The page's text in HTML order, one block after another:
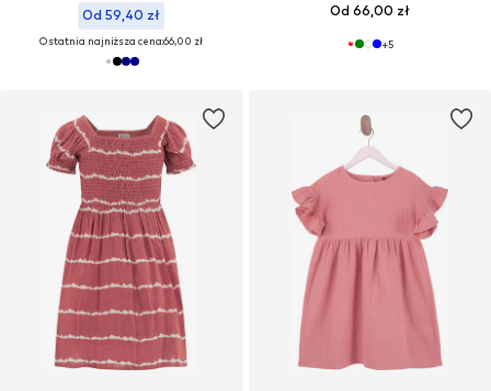
Od 59,40 zł
Ostatnia najniższa cena:66,00 zł
Od 66,00 zł
+5